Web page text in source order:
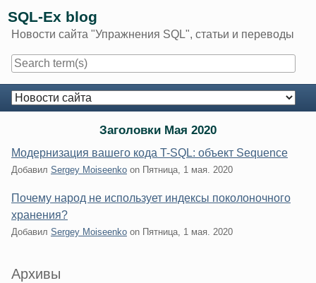
content
SQL-Ex blog
Новости сайта "Упражнения SQL", статьи и переводы
Navigation
Заголовки Мая 2020
Модернизация вашего кода T-SQL: объект Sequence
Добавил Sergey Moiseenko on Пятница, 1 мая. 2020
Почему народ не использует индексы поколоночного
хранения?
Добавил Sergey Moiseenko on Пятница, 1 мая. 2020
Sidebar
Архивы